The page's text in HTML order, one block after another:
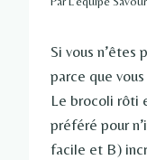
Si vous n’êtes
parce que
Le brocoli rôti
préféré pour
facile et B)